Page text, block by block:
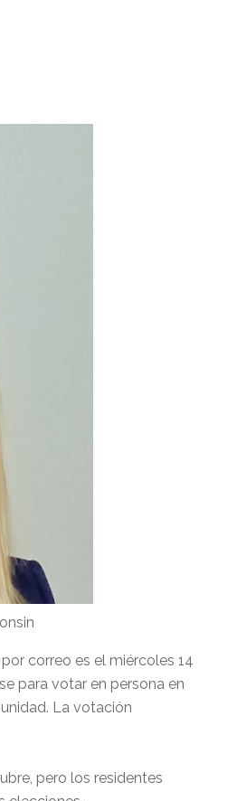
correo es el miércoles 14
para votar en persona en
La votación
pero los residentes